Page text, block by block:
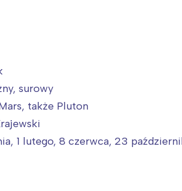
surowy
także Pluton
1 lutego, 8 czerwca, 23